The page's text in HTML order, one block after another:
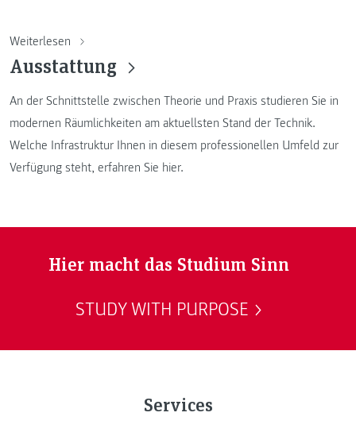
Weiterlesen
Ausstattung
An der Schnittstelle zwischen Theorie und Praxis studieren Sie in
modernen Räumlichkeiten am aktuellsten Stand der Technik.
Welche Infrastruktur Ihnen in diesem professionellen Umfeld zur
Verfügung steht, erfahren Sie hier.
Hier macht das Studium Sinn
STUDY WITH PURPOSE
Services